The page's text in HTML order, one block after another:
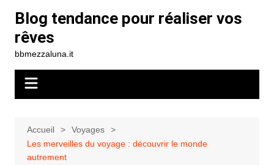
contenu
Blog tendance pour réaliser vos
rêves
bbmezzaluna.it
Accueil
Voyages
Les merveilles du voyage : découvrir le monde
autrement